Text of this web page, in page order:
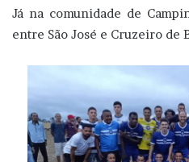
Já na comunidade de
entre São José e Cruzeiro de